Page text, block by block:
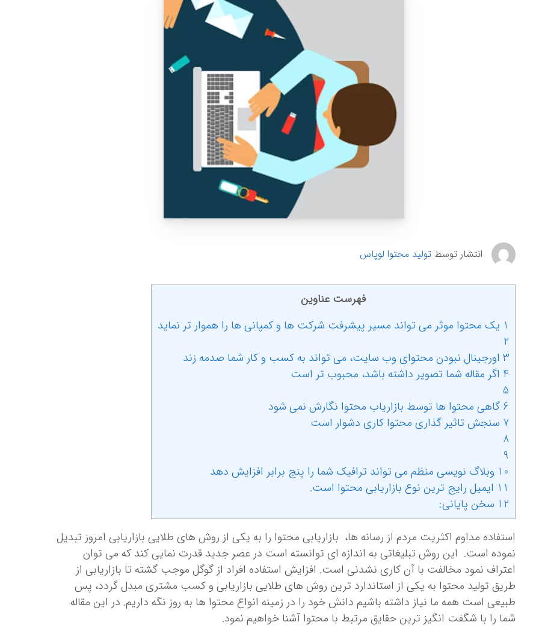
انتشار توسط تولید محتوا لوپاس
فهرست عناوین
1 یک محتوا موثر می تواند مسیر پیشرفت شرکت ها و کمپانی ها را هموار تر نماید
2
3 اورجینال نبودن محتوای وب سایت، می تواند به کسب و کار شما صدمه زند
4 اگر مقاله شما تصویر داشته باشد، محبوب تر است
5
6 گاهی محتوا ها توسط بازاریاب محتوا نگارش نمی شود
7 سنجش تاثیر گذاری محتوا کاری دشوار است
8
9
10 وبلاگ نویسی منظم می تواند ترافیک شما را پنج برابر افزایش دهد
11 ایمیل رایج ترین نوع بازاریابی محتوا است.
12 سخن پایانی:
استفاده مداوم اکثریت مردم از رسانه ها، بازاریابی محتوا را به یکی از روش های طلایی بازاریابی امروز تبدیل
نموده است. این روش تبلیغاتی به اندازه ای توانسته است در عصر جدید قدرت نمایی کند که می توان
اعتراف نمود مخالفت با آن کاری نشدنی است. افزایش استفاده افراد از گوگل موجب گشته تا بازاریابی از
طریق تولید محتوا به یکی از استاندارد ترین روش های طلایی بازاریابی و کسب مشتری مبدل گردد، پس
طبیعی است همه ما نیاز داشته باشیم دانش خود را در زمینه انواع محتوا ها به روز نگه داریم. در این مقاله
شما را با شگفت انگیز ترین حقایق مرتبط با محتوا آشنا خواهیم نمود.